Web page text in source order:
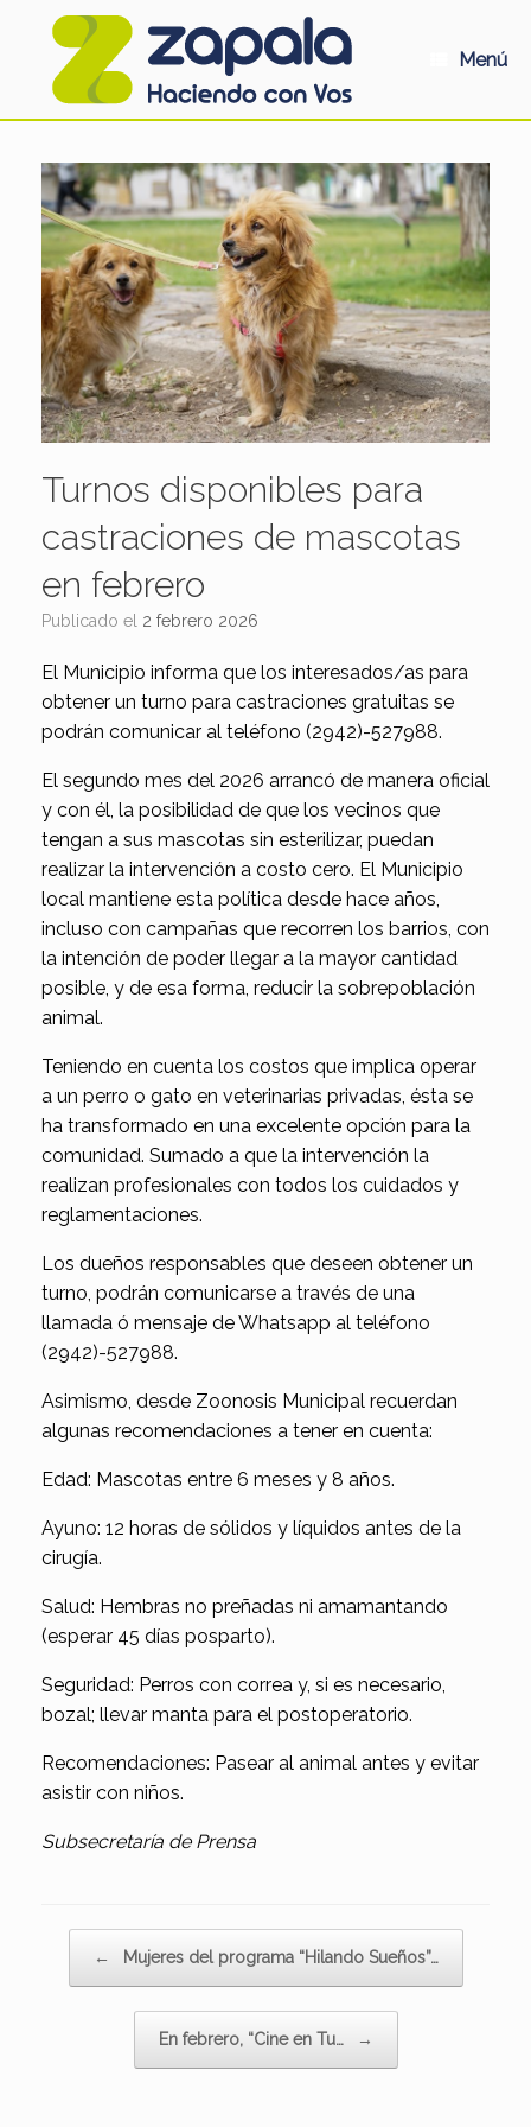
Menú
Turnos disponibles para
castraciones de mascotas
en febrero
Publicado el 2 febrero 2026
El Municipio informa que los interesados/as para
obtener un turno para castraciones gratuitas se
podrán comunicar al teléfono (2942)-527988.
El segundo mes del 2026 arrancó de manera oficial
y con él, la posibilidad de que los vecinos que
tengan a sus mascotas sin esterilizar, puedan
realizar la intervención a costo cero. El Municipio
local mantiene esta política desde hace años,
incluso con campañas que recorren los barrios, con
la intención de poder llegar a la mayor cantidad
posible, y de esa forma, reducir la sobrepoblación
animal.
Teniendo en cuenta los costos que implica operar
a un perro o gato en veterinarias privadas, ésta se
ha transformado en una excelente opción para la
comunidad. Sumado a que la intervención la
realizan profesionales con todos los cuidados y
reglamentaciones.
Los dueños responsables que deseen obtener un
turno, podrán comunicarse a través de una
llamada ó mensaje de Whatsapp al teléfono
(2942)-527988.
Asimismo, desde Zoonosis Municipal recuerdan
algunas recomendaciones a tener en cuenta:
Edad: Mascotas entre 6 meses y 8 años.
Ayuno: 12 horas de sólidos y líquidos antes de la
cirugía.
Salud: Hembras no preñadas ni amamantando
(esperar 45 días posparto).
Seguridad: Perros con correa y, si es necesario,
bozal; llevar manta para el postoperatorio.
Recomendaciones: Pasear al animal antes y evitar
asistir con niños.
Subsecretaría de Prensa
← Mujeres del programa “Hilando Sueños”…
En febrero, “Cine en Tu… →